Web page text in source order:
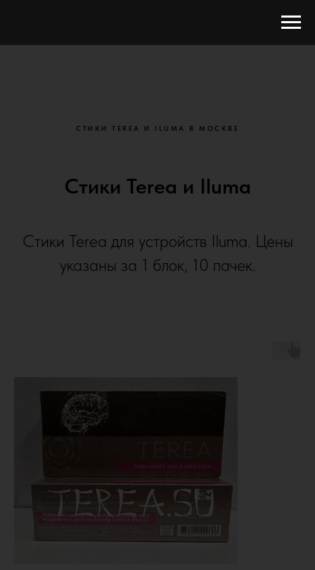
СТИКИ TEREA И ILUMA В МОСКВЕ
Стики Terea и Iluma
Стики Terea для устройств Iluma. Цены
указаны за 1 блок, 10 пачек.